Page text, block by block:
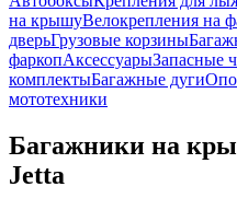
на крышуВелокрепления на
дверьГрузовые корзины
фаркопАксессуарыЗапасные
комплектыБагажные дуги
мототехники
Багажники на
Jetta